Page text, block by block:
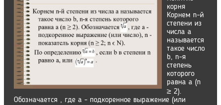
корня
Корнем n-й
степени из
числа a
называется
такое число
b, n-я
степень
которого
равна a (n
≥ 2).
Обозначается , где a - подкоренное выражение (или